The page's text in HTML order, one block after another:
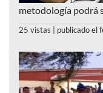
metodología podrá
25 vistas publicado el